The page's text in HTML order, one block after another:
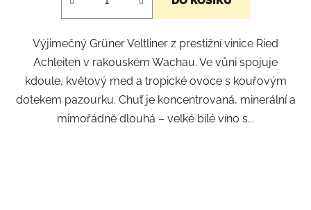
Výjimečný Grüner Veltliner z prestižní vinice Ried
Achleiten v rakouském Wachau. Ve vůni spojuje
kdoule, květový med a tropické ovoce s kouřovým
dotekem pazourku. Chuť je koncentrovaná, minerální a
mimořádně dlouhá – velké bílé víno s...